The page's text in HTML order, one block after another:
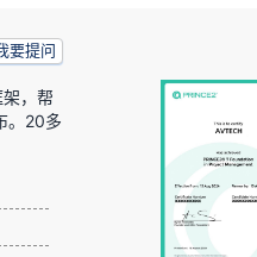
要提问
，帮
。20多